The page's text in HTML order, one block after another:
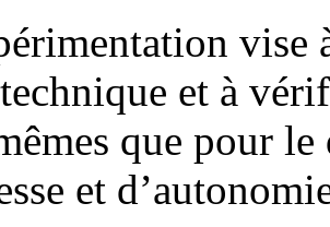
vise
et à
que pour
et